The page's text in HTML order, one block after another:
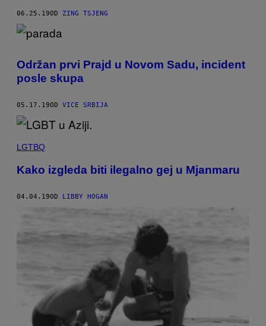
06.25.19OD ZING TSJENG
Održan prvi Prajd u Novom Sadu, incident
posle skupa
05.17.19OD VICE SRBIJA
LGTBQ
Kako izgleda biti ilegalno gej u Mjanmaru
04.04.19OD LIBBY HOGAN